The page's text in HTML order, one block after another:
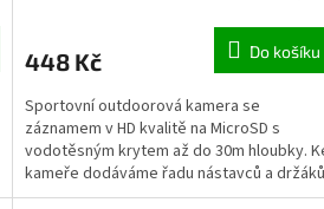
448 Kč Do košíku
Sportovní outdoorová kamera se
záznamem v HD kvalitě na MicroSD s
vodotěsným krytem až do 30m hloubky.
kameře dodáváme řadu nástavců a držáků
pro různá uchycení kamery.